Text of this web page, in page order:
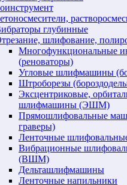
глубинные
шлифование,
Многофункциональные
(реноваторы)
Угловые шлифмашины
Штроборезы
Эксцентриковые,
шлифмашины (ЭШМ)
Прямошлифовальные
граверы)
Ленточные
Вибрационные
(ВШМ)
Дельташлифмашины
Ленточные напильники